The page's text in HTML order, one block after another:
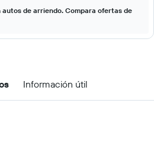
de arriendo. Compara ofertas de
Información útil